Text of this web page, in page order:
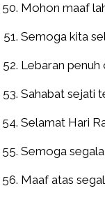
Mohon maaf
Semoga kita
Lebaran penuh
Sahabat sejati
Selamat Hari
Semoga
Maaf atas